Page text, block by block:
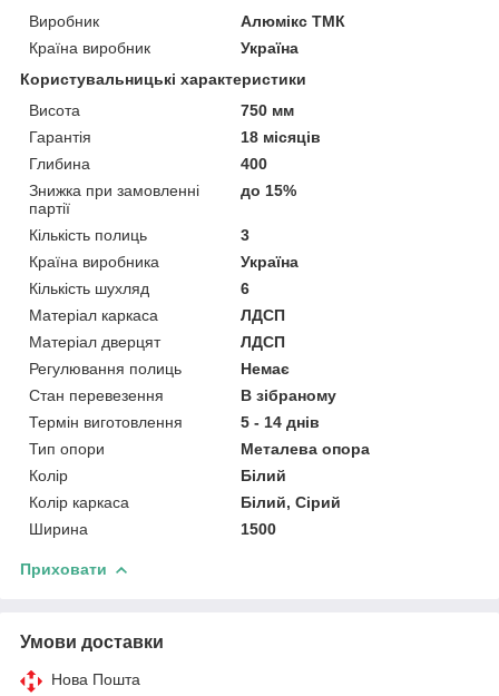
Виробник
Алюмікс ТМК
Країна виробник
Україна
Користувальницькі характеристики
Висота
750 мм
Гарантія
18 місяців
Глибина
400
Знижка при замовленні
партії
до 15%
Кількість полиць
3
Країна виробника
Україна
Кількість шухляд
6
Матеріал каркаса
ЛДСП
Матеріал дверцят
ЛДСП
Регулювання полиць
Немає
Стан перевезення
В зібраному
Термін виготовлення
5 - 14 днів
Тип опори
Металева опора
Колір
Білий
Колір каркаса
Білий, Сірий
Ширина
1500
Приховати
Умови доставки
Нова Пошта